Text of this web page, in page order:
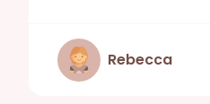
Rebecca